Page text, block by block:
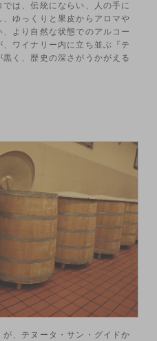
は、伝統にならい、人の手に
ゆっくりと果皮からアロマや
より自然な状態でのアルコー
ワイナリー内に立ち並ぶ『テ
く、歴史の深さがうかがえる
、テヌータ・サン・グイドか